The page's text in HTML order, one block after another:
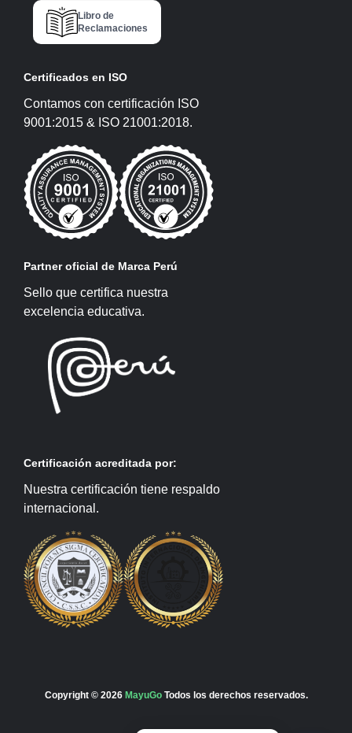
Libro de
Reclamaciones
Certificados en ISO
Contamos con certificación ISO
9001:2015 & ISO 21001:2018.
Partner oficial de Marca Perú
Sello que certifica nuestra
excelencia educativa.
Certificación acreditada por:
Nuestra certificación tiene respaldo
internacional.
Copyright © 2026 MayuGoTodos los derechos reservados.